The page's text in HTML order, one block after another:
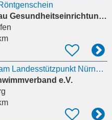
Landkreis Passau Gesundheitseinrichtungen
Schwimmtrainer am Landesstützpunkt Nürnberg (m/w/d)
e.V.